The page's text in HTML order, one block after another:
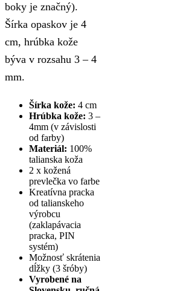
boky je značný).
Šírka opaskov je 4
cm, hrúbka kože
býva v rozsahu 3 – 4
mm.
Šírka kože: 4 cm
Hrúbka kože: 3 –
4mm (v závislosti
od farby)
Materiál: 100%
talianska koža
2 x kožená
prevlečka vo farbe
Kreatívna pracka
od talianskeho
výrobcu
(zaklapávacia
pracka, PIN
systém)
Možnosť skrátenia
dĺžky (3 šróby)
Vyrobené na